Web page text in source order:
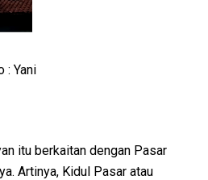
: Yani
itu berkaitan dengan Pasar
Artinya, Kidul Pasar atau